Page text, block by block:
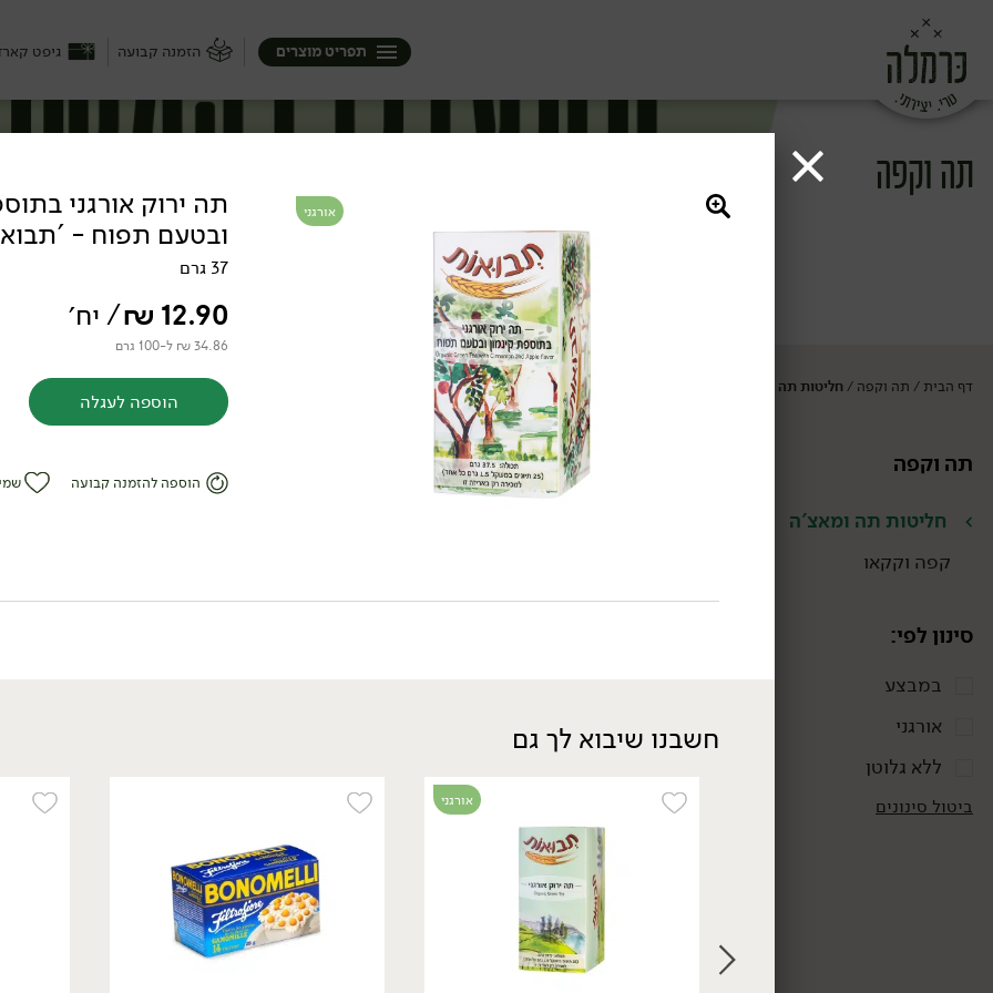
הזמנה קבועה גיפט תפריט מוצרים
תה וקפה
דף הבית / תה וקפה / חליטות תה ומאצ'ה
תה וקפה
חליטות תה ומאצ'ה
קפה וקקאו
סינון לפי:
במבצע
אורגני
ללא גלוטן
ביטול סינונים
חליטות תה ומאצ'ה
חליטת תה אנגלי שחור -
'יזרעאל'
39.90
₪
אורגני
אורגני
תה ירוק אורגני
ובטעם תפוח -
37 גרם
12.90
₪/ יח׳
34.86 ₪ ל-100 גרם
הוספה לעגלה
הוספה להזמנה קבועה
חשבנו שיבוא לך גם
אורגני